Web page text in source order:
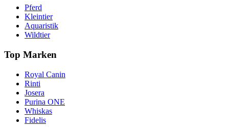
Pferd
Kleintier
Aquaristik
Wildtier
Top Marken
Royal Canin
Rinti
Josera
Purina ONE
Whiskas
Fidelis